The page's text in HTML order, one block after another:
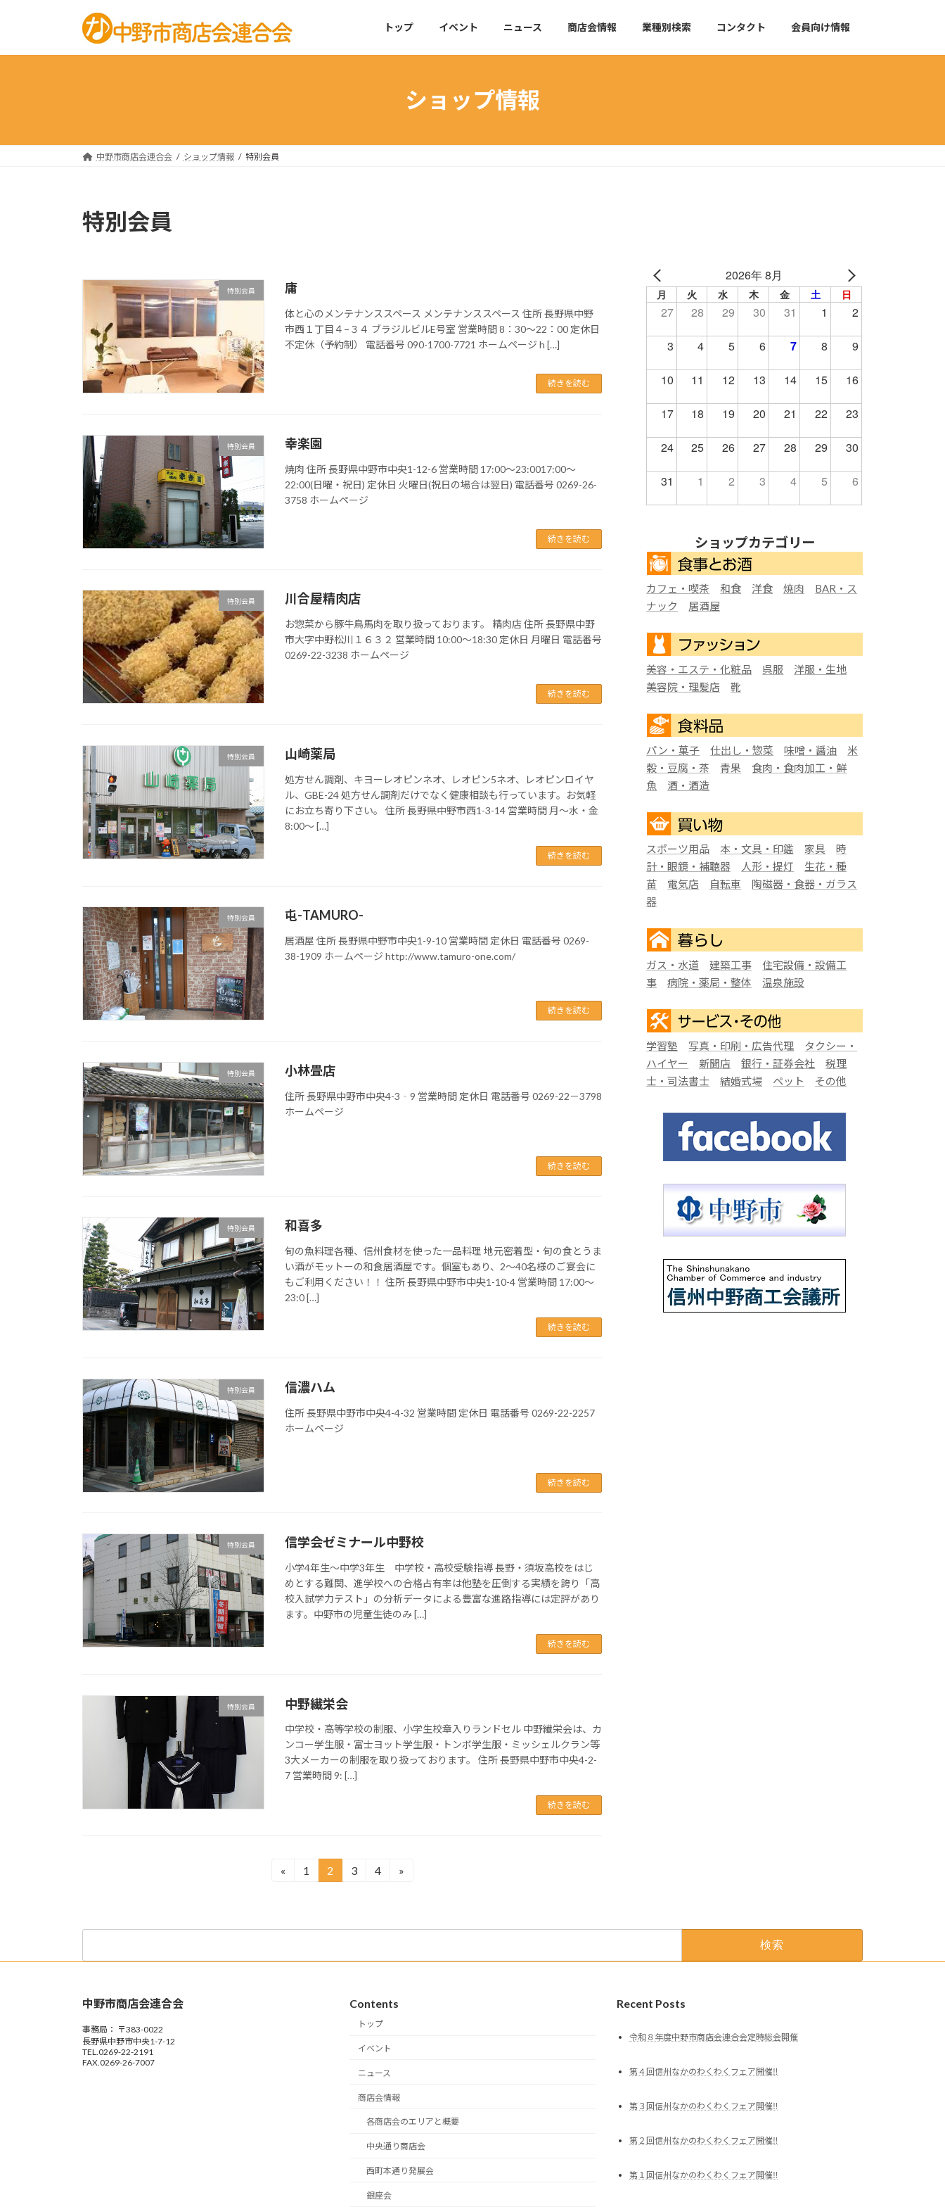
ン
ッ
ー
移
トップ イベント ニュース 商店会情報 業種別検索 コンタクト 会員向け情報
ショップ情報
中野市商店会連合会 ショップ情報 特別会員
特別会員
特別会員 庸
体と心のメンテナンススペース メンテナンススペース 住所 長野県中野
市西１丁目４−３４ ブラジルビルE号室 営業時間 8：30〜22：00 定休日
不定休（予約制） 電話番号 090-1700-7721 ホームページ h […]
続きを読む
特別会員 幸楽園
焼肉 住所 長野県中野市中央1-12-6 営業時間 17:00～23:0017:00～
22:00(日曜・祝日) 定休日 火曜日(祝日の場合は翌日) 電話番号 0269-26-
3758 ホームページ
続きを読む
特別会員 川合屋精肉店
お惣菜から豚牛鳥馬肉を取り扱っております。 精肉店 住所 長野県中野
市大字中野松川１６３２ 営業時間 10:00～18:30 定休日 月曜日 電話番号
0269-22-3238 ホームページ
続きを読む
特別会員 山崎薬局
処方せん調剤、キヨーレオピンネオ、レオピン5ネオ、レオピンロイヤ
ル、GBE-24 処方せん調剤だけでなく健康相談も行っています。お気軽
にお立ち寄り下さい。 住所 長野県中野市西1-3-14 営業時間 月～水・金
8:00～ […]
続きを読む
特別会員 屯-TAMURO-
居酒屋 住所 長野県中野市中央1-9-10 営業時間 定休日 電話番号 0269-
38-1909 ホームページ http://www.tamuro-one.com/
続きを読む
特別会員 小林畳店
住所 長野県中野市中央4-3‐9 営業時間 定休日 電話番号 0269-22－3798
ホームページ
続きを読む
特別会員 和喜多
旬の魚料理各種、信州食材を使った一品料理 地元密着型・旬の食とうま
い酒がモットーの和食居酒屋です。個室もあり、2～40名様のご宴会に
もご利用ください！！ 住所 長野県中野市中央1-10-4 営業時間 17:00～
23:0 […]
続きを読む
特別会員 信濃ハム
住所 長野県中野市中央4-4-32 営業時間 定休日 電話番号 0269-22-2257
ホームページ
続きを読む
特別会員 信学会ゼミナール中野校
小学4年生～中学3年生 中学校・高校受験指導 長野・須坂高校をはじ
めとする難関、進学校への合格占有率は他塾を圧倒する実績を誇り「高
校入試学力テスト」の分析データによる豊富な進路指導には定評があり
ます。中野市の児童生徒のみ […]
続きを読む
特別会員 中野繊栄会
中学校・高等学校の制服、小学生校章入りランドセル 中野繊栄会は、カ
ンコー学生服・富士ヨット学生服・トンボ学生服・ミッシェルクラン等
3大メーカーの制服を取り扱っております。 住所 長野県中野市中央4-2-
7 営業時間 9: […]
続きを読む
の
ペ
ジ
送
り
«
固
1
固
2
固
3
固
4 »
2026年 8月
月 火 水 木 金 土 日
27 28 29 30 31 1 2
3 4 5 6 7 8 9
10 11 12 13 14 15 16
17 18 19 20 21 22 23
24 25 26 27 28 29 30
31 1 2 3 4 5 6
ショップカテゴリー
カフェ・喫茶 和食 洋食 焼肉
BAR・ス
ナック
居酒屋
美容・エステ・化粧品 呉服
洋服・生地
美容院・理髪店
靴
パン・菓子 仕出し・惣菜 味噌・醤油
米
穀・豆腐・茶
青果
食肉・食肉加工・鮮
魚
酒・酒造
スポーツ用品 本・文具・印鑑 家具
時
計・眼鏡・補聴器
人形・提灯
生花・種
苗
電気店 自転車
陶磁器・食器・ガラス
器
ガス・水道 建築工事
住宅設備・設備工
事
病院・薬局・整体 温泉施設
学習塾 写真・印刷・広告代理
タクシー・
ハイヤー
新聞店 銀行・証券会社
税理
士・司法書士
結婚式場 ペット その他
中野市商店会連合会
事務局： 〒383-0022
長野県中野市中央1-7-12
TEL.0269-22-2191
FAX.0269-26-7007
Contents
トップ
イベント
ニュース
商店会情報
各商店会のエリアと概要
中央通り商店会
西町本通り発展会
銀座会
Recent Posts
令和８年度中野市商店会連合会定時総会開催
第４回信州なかのわくわくフェア開催‼
第３回信州なかのわくわくフェア開催‼
第２回信州なかのわくわくフェア開催‼
第１回信州なかのわくわくフェア開催‼